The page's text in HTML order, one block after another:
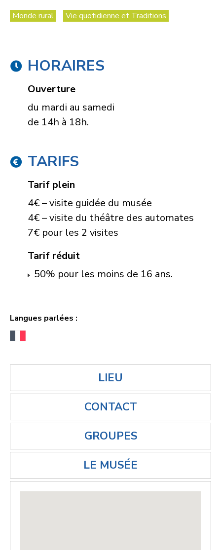
Monde rural Vie quotidienne et Traditions
HORAIRES
Ouverture
du mardi au samedi
de 14h à 18h.
TARIFS
Tarif plein
4€ – visite guidée du musée
4€ – visite du théâtre des automates
7€ pour les 2 visites
Tarif réduit
50% pour les moins de 16 ans.
Langues parlées :
LIEU
CONTACT
GROUPES
LE MUSÉE